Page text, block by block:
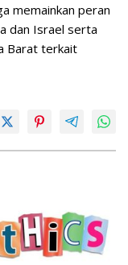
memainkan peran
dan Israel serta
Barat terkait